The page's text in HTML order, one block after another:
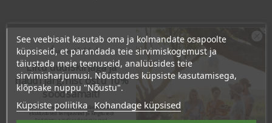
TOOTE ÜKSIKASJAD
KLIENDI KOMMENTAARID
See veebisait kasutab oma ja kolmandate osapoolte
küpsiseid, et parandada teie sirvimiskogemust ja
täiustada meie teenuseid, analüüsides teie
sirvimisharjumusi. Nõustudes küpsiste kasutamisega,
klõpsake nuppu "Nõustu".
Küpsiste poliitika Kohandage küpsised
Ära veel lahku!
Liitu uudiskirjaga ja
naudi järgmist ostu 10%
soodsamalt!
Sind ootavad spetsiaalsed allahindlused,
eksklusiivsed kampaaniad ja kingitused!
Registreeru e-maili aadressiga ja saad